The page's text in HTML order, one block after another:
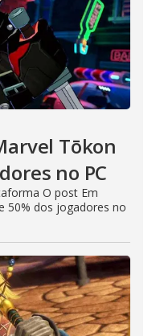
Tōkon
no PC
O post Em
50% dos jogadores no